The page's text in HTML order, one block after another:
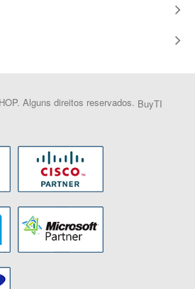
Alguns direitos reservados. BuyTI